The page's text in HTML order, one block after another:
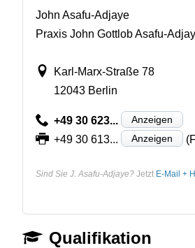
John Asafu-Adjaye
Praxis John Gottlob Asafu-
Karl-Marx-Straße 78
12043 Berlin
+49 30 623... Anzeigen
+49 30 613... Anzeigen
Sind Sie J. Asafu-Adjaye? Jetzt E-Mail +
Qualifikation